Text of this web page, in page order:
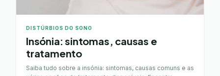
DISTÚRBIOS DO SONO
Insónia: sintomas, causas e
tratamento
Saiba tudo sobre a insónia: sintomas, causas comuns e as